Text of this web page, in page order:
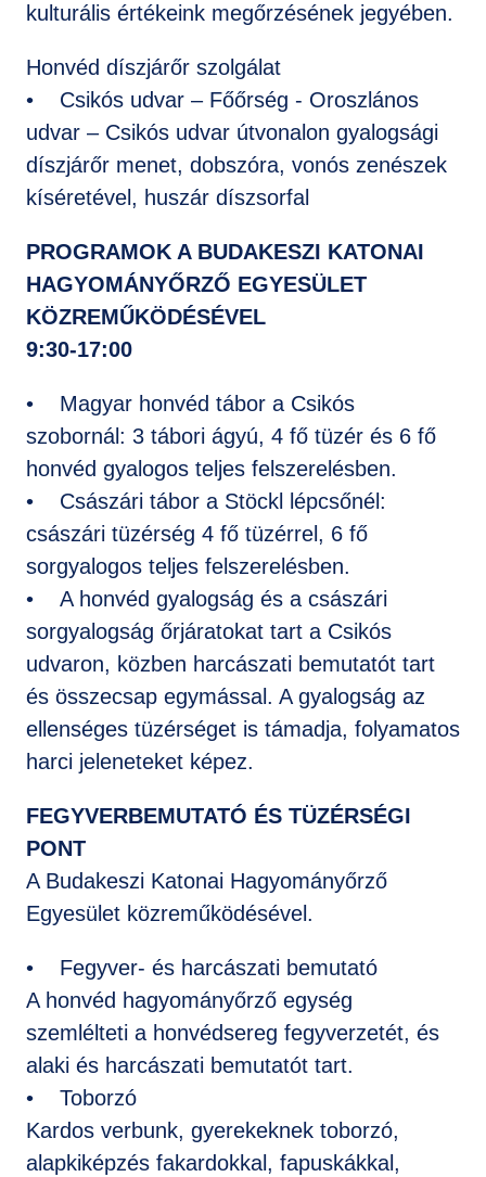
kulturális értékeink megőrzésének jegyében.
Honvéd díszjárőr szolgálat
• Csikós udvar – Főőrség - Oroszlános
udvar – Csikós udvar útvonalon gyalogsági
díszjárőr menet, dobszóra, vonós zenészek
kíséretével, huszár díszsorfal
PROGRAMOK A BUDAKESZI KATONAI
HAGYOMÁNYŐRZŐ EGYESÜLET
KÖZREMŰKÖDÉSÉVEL
9:30-17:00
• Magyar honvéd tábor a Csikós
szobornál: 3 tábori ágyú, 4 fő tüzér és 6 fő
honvéd gyalogos teljes felszerelésben.
• Császári tábor a Stöckl lépcsőnél:
császári tüzérség 4 fő tüzérrel, 6 fő
sorgyalogos teljes felszerelésben.
• A honvéd gyalogság és a császári
sorgyalogság őrjáratokat tart a Csikós
udvaron, közben harcászati bemutatót tart
és összecsap egymással. A gyalogság az
ellenséges tüzérséget is támadja, folyamatos
harci jeleneteket képez.
FEGYVERBEMUTATÓ ÉS TÜZÉRSÉGI
PONT
A Budakeszi Katonai Hagyományőrző
Egyesület közreműködésével.
• Fegyver- és harcászati bemutató
A honvéd hagyományőrző egység
szemlélteti a honvédsereg fegyverzetét, és
alaki és harcászati bemutatót tart.
• Toborzó
Kardos verbunk, gyerekeknek toborzó,
alapkiképzés fakardokkal, fapuskákkal,